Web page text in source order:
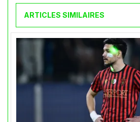
ARTICLES SIMILAIRES